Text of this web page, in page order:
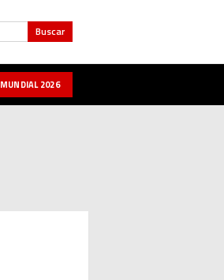
Buscar
MUNDIAL 2026